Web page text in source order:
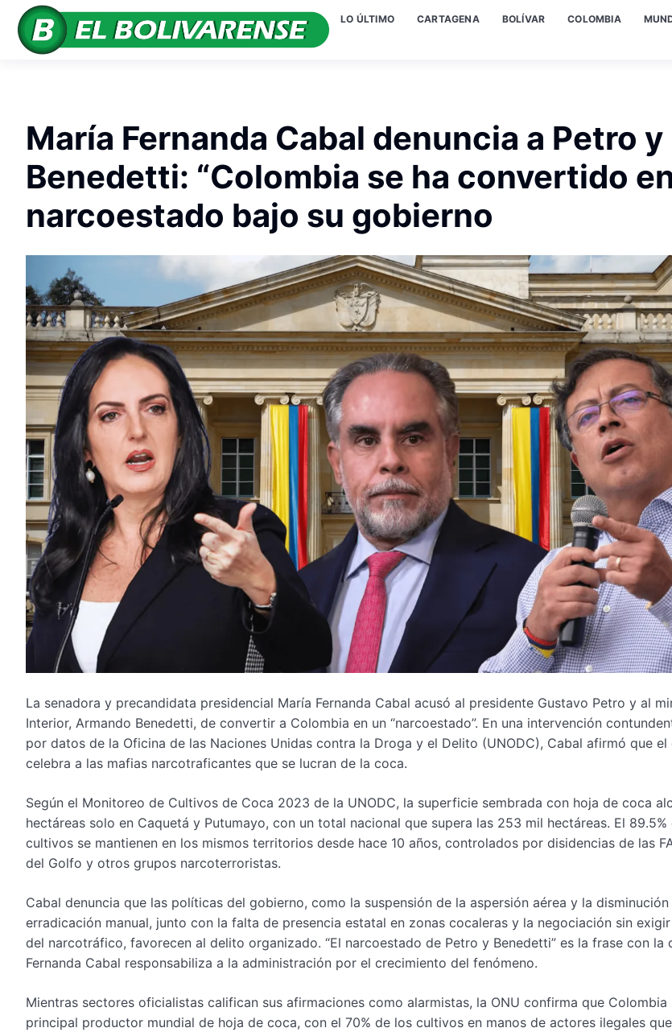
LO ÚLTIMO CARTAGENA BOLÍVAR COLOMBIA
María Fernanda Cabal denuncia a Petro y
Benedetti: “Colombia se ha convertido
narcoestado bajo su gobierno
La senadora y precandidata presidencial María Fernanda Cabal acusó al presidente Gustavo Petro y al
Interior, Armando Benedetti, de convertir a Colombia en un “narcoestado”. En una intervención
por datos de la Oficina de las Naciones Unidas contra la Droga y el Delito (UNODC), Cabal afirmó que
celebra a las mafias narcotraficantes que se lucran de la coca.
Según el Monitoreo de Cultivos de Coca 2023 de la UNODC, la superficie sembrada con hoja de coca
hectáreas solo en Caquetá y Putumayo, con un total nacional que supera las 253 mil hectáreas. El 89.5%
cultivos se mantienen en los mismos territorios desde hace 10 años, controlados por disidencias de las
del Golfo y otros grupos narcoterroristas.
Cabal denuncia que las políticas del gobierno, como la suspensión de la aspersión aérea y la disminución
erradicación manual, junto con la falta de presencia estatal en zonas cocaleras y la negociación sin
del narcotráfico, favorecen al delito organizado. “El narcoestado de Petro y Benedetti” es la frase con la
Fernanda Cabal responsabiliza a la administración por el crecimiento del fenómeno.
Mientras sectores oficialistas califican sus afirmaciones como alarmistas, la ONU confirma que Colombia
principal productor mundial de hoja de coca, con el 70% de los cultivos en manos de actores ilegales